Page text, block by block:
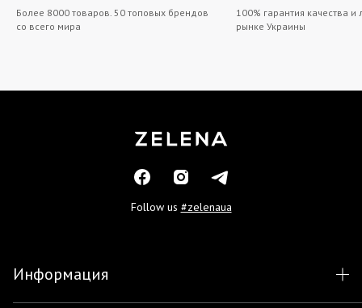
Более 8000 товаров. 50 топовых брендов
со всего мира
100% гарантия качества
рынке Украины
Follow us #zelenaua
Информация